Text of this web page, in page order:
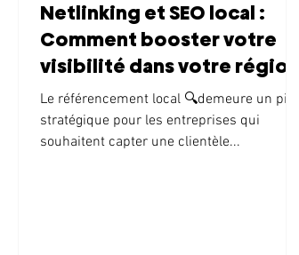
Netlinking et SEO local :
Comment booster votre
visibilité dans votre région
en 2025
Le référencement local 🔍demeure un pilier
stratégique pour les entreprises qui
souhaitent capter une clientèle...